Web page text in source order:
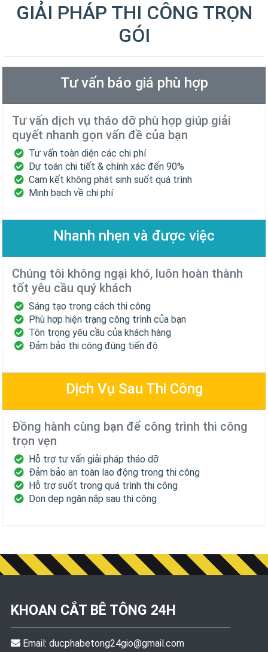
GIẢI PHÁP THI CÔNG TRỌN
GÓI
Tư vấn báo giá phù hợp
Tư vấn dịch vụ tháo dỡ phù hợp giúp giải
quyết nhanh gọn vấn đề của bạn
Tư vấn toàn diện các chi phí
Dự toán chi tiết & chính xác đến 90%
Cam kết không phát sinh suốt quá trình
Minh bạch về chi phí
Nhanh nhẹn và được việc
Chúng tôi không ngại khó, luôn hoàn thành
tốt yêu cầu quý khách
Sáng tạo trong cách thi công
Phù hợp hiện trạng công trình của bạn
Tôn trọng yêu cầu của khách hàng
Đảm bảo thi công đúng tiến độ
Dịch Vụ Sau Thi Công
Đồng hành cùng bạn để công trình thi công
trọn vẹn
Hỗ trợ tư vấn giải pháp tháo dỡ
Đảm bảo an toàn lao động trong thi công
Hỗ trợ suốt trong quá trình thi công
Dọn dẹp ngăn nắp sau thi công
KHOAN CẮT BÊ TÔNG 24H
Email: ducphabetong24gio@gmail.com